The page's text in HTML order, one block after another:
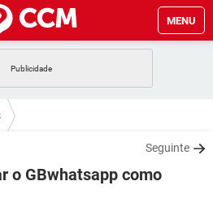
MENU
GMAIL
WHATSAPP
Seguinte
o GBwhatsapp como